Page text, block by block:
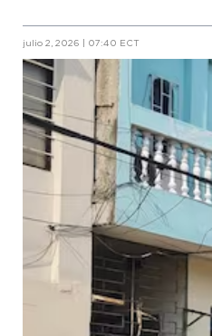
julio 2, 2026 | 07:40 ECT